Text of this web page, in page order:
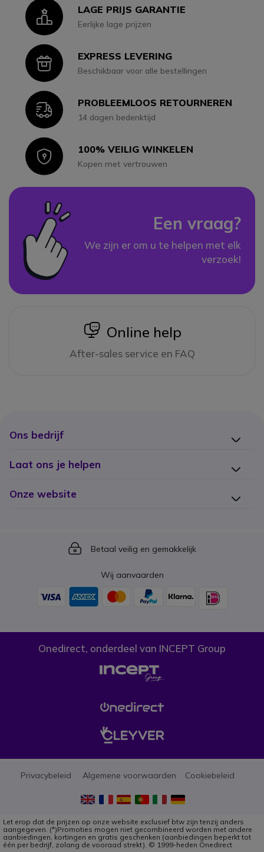
IconLAGE PRIJS GARANTIE
Eerlijke lage prijzen
IconEXPRESS LEVERING
Beschikbaar voor alle bestellingen
IconPROBLEEMLOOS RETOURNEREN
14 dagen bedenktijd
Icon100% VEILIG WINKELEN
Kopen met vertrouwen
Een vraag?
We zijn er om u te helpen met elk
verzoek!
icon
Online help
After-sales service en FAQ
Ons bedrijf
Laat ons je helpen
Onze website
Icon
Betaal veilig en gemakkelijk
Wij aanvaarden
Onedirect, onderdeel van INCEPT Group
Privacybeleid Algemene voorwaarden Cookiebeleid
Let erop dat de prijzen op onze website exclusief btw zijn tenzij anders
aangegeven. (*)Promoties mogen niet gecombineerd worden met andere
aanbiedingen, kortingen en gratis geschenken (aanbiedingen beperkt tot
één per bedrijf, zolang de vooraad strekt). © 1999-heden Onedirect